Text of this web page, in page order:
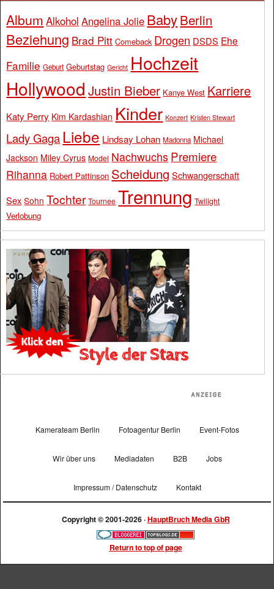
Album Alkohol Angelina Jolie BabyBerlin
Beziehung Brad Pitt Comeback Drogen DSDS Ehe
Familie Geburt Geburtstag Gericht Hochzeit
Hollywood Justin Bieber Kanye West Karriere
Katy Perry Kim Kardashian Kinder Konzert Kristen Stewart
Lady Gaga Liebe Lindsay Lohan Madonna Michael
Jackson Miley Cyrus Model Nachwuchs Premiere
Rihanna Robert Pattinson Scheidung Schwangerschaft
Sex Sohn Tochter Tournee Trennung Twilight
Verlobung
Kamerateam Berlin Fotoagentur Berlin Event-Fotos
Wir über uns Mediadaten B2B Jobs
Impressum / Datenschutz Kontakt
Copyright © 2001-2026 ·HauptBruch Media GbR
Return to top of page